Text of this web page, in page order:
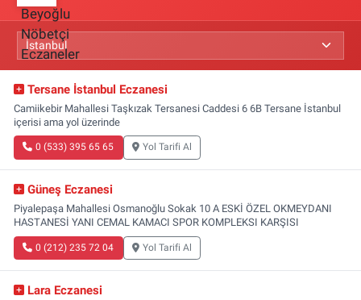
Tersane İstanbul Eczanesi
Camiikebir Mahallesi Taşkızak Tersanesi Caddesi 6 6B Tersane İstanbul
içerisi ama yol üzerinde
0 (533) 395 65 65 Yol Tarifi Al
Güneş Eczanesi
Piyalepaşa Mahallesi Osmanoğlu Sokak 10 A ESKİ ÖZEL OKMEYDANI
HASTANESİ YANI CEMAL KAMACI SPOR KOMPLEKSI KARŞISI
0 (212) 235 72 04 Yol Tarifi Al
Lara Eczanesi